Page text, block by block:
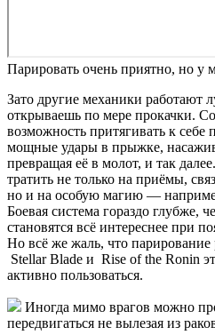
Парировать очень приятно, но у
Зато другие механики работают
открываешь по мере прокачки.
возможность притягивать к себе
мощные удары в прыжке,
превращая её в молот, и так
тратить не только на приёмы,
но и на особую магию —
Боевая система гораздо глубже,
становятся всё интереснее при
Но всё же жаль, что
Stellar Blade и Rise of the Ronin
активно пользоваться.
Иногда мимо врагов можно
передвигаться не вылезая из